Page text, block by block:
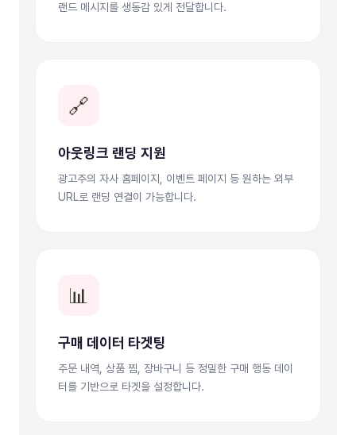
랜드 메시지를 생동감 있게 전달합니다.
🔗
아웃링크 랜딩 지원
광고주의 자사 홈페이지, 이벤트 페이지 등 원하는 외부
URL로 랜딩 연결이 가능합니다.
📊
구매 데이터 타겟팅
주문 내역, 상품 찜, 장바구니 등 정밀한 구매 행동 데이
터를 기반으로 타겟을 설정합니다.